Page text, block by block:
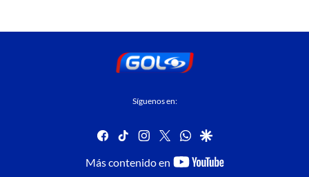
Síguenos en:
facebook
tiktok instagram
twitterwhatsapp
google
Más contenido en
youtube-